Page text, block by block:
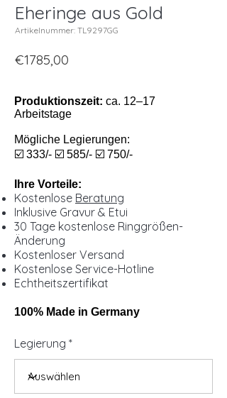
Eheringe aus Gold
Artikelnummer: TL9297GG
€1785,00
Produktionszeit: ca. 12–17
Arbeitstage
Mögliche Legierungen:
☑️ 333/- ☑️ 585/- ☑️ 750/-
Ihre Vorteile:
Kostenlose Beratung
Inklusive Gravur & Etui
30 Tage kostenlose Ringgrößen-
Änderung
Kostenloser Versand
Kostenlose Service-Hotline
Echtheitszertifikat
100% Made in Germany
Legierung